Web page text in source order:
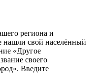
региона и
нашли свой населённый
«Другое
своего
Введите